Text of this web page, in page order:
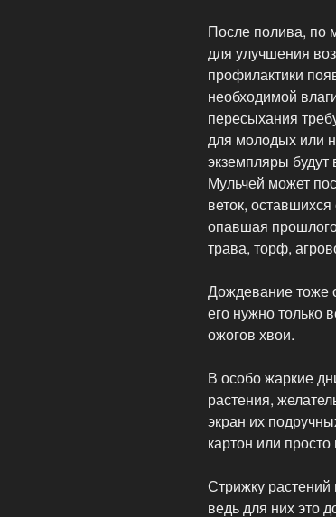
После полива, по
для улучшения
профилактики
необходимой
пересыхания
для молодых или
экземпляры
Мульчей может
веток,
опавшая
трава, торф,
Дождевание тоже
его нужно только
ожогов хвои.
В особо жаркие
растения,
экран их
картон или
Стрижку
ведь для них это